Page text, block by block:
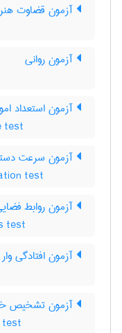
آزمون قضاوت
آزمون روانی
آزمون استعداد
test
آزمون سرعت
test
آزمون روابط
test
آزمون افتادگی وار
آزمون تشخیص
test